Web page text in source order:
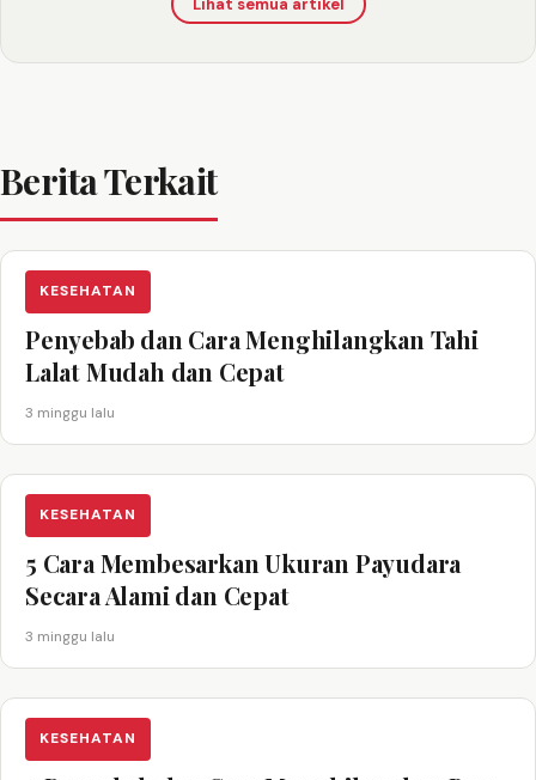
Berita Terkait
KESEHATAN
Penyebab dan Cara Menghilangkan Tahi
Lalat Mudah dan Cepat
3 minggu lalu
KESEHATAN
5 Cara Membesarkan Ukuran Payudara
Secara Alami dan Cepat
3 minggu lalu
KESEHATAN